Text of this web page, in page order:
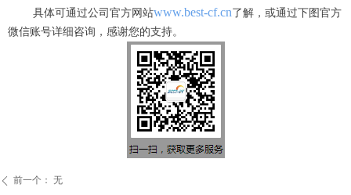
具体可通过公司官方网站www.best-cf.cn了解，或通过下图官方
微信账号详细咨询，感谢您的支持。
ꄴ 前一个： 无